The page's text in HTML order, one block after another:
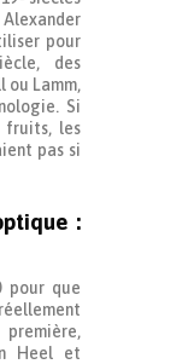
pour
des
ou Lamm,
Si
fruits, les
pas si
:
pour que
Heel et